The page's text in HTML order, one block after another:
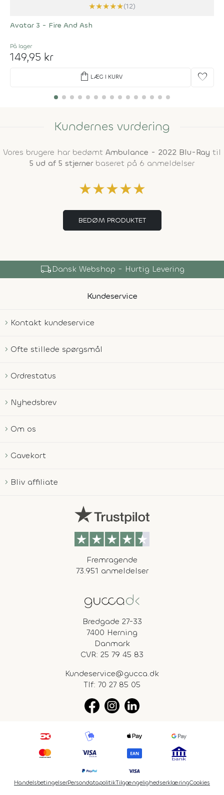
★★★★★(12)
Avatar 3 - Fire And Ash
På lager
149,95 kr
shopping_bag LÆG I KURV favorite
Kundernes vurdering
Vores brugere har bedømt Ambulance - 2022 Blu-Ray til
5 ud af 5 stjernerbaseret på 6 anmeldelser
★★★★★
BEDØM PRODUKTET
local_shippingDansk Webshop - Hurtig Levering
Kundeservice
Kontakt kundeservice
Ofte stillede spørgsmål
Ordrestatus
Nyhedsbrev
Om os
Gavekort
Bliv affiliate
Fremragende
73.951 anmeldelser
Bredgade 27-33
7400 Herning
Danmark
CVR: 25 79 45 83
Kundeservice@gucca.dk
Tlf: 70 27 85 05
HandelsbetingelserPersondatapolitikTilgængelighedserklæringCookies